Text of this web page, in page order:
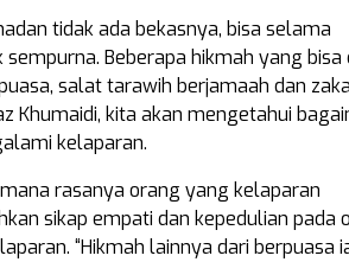
tidak ada bekasnya, bisa selama
Beberapa hikmah yang bisa
salat tarawih berjamaah dan
Khumaidi, kita akan mengetahui
kelaparan.
rasanya orang yang kelaparan
sikap empati dan kepedulian pada
“Hikmah lainnya dari berpuasa